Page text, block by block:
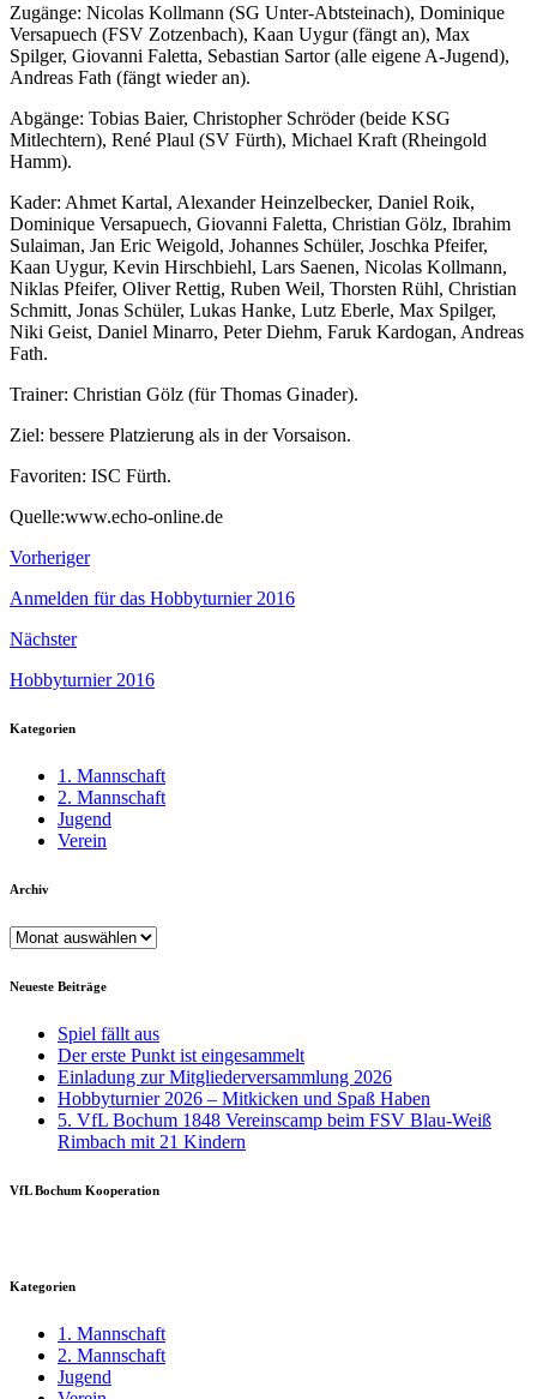
Zugänge: Nicolas Kollmann (SG Unter-Abtsteinach), Dominique
Versapuech (FSV Zotzenbach), Kaan Uygur (fängt an), Max
Spilger, Giovanni Faletta, Sebastian Sartor (alle eigene A-Jugend),
Andreas Fath (fängt wieder an).
Abgänge: Tobias Baier, Christopher Schröder (beide KSG
Mitlechtern), René Plaul (SV Fürth), Michael Kraft (Rheingold
Hamm).
Kader: Ahmet Kartal, Alexander Heinzelbecker, Daniel Roik,
Dominique Versapuech, Giovanni Faletta, Christian Gölz, Ibrahim
Sulaiman, Jan Eric Weigold, Johannes Schüler, Joschka Pfeifer,
Kaan Uygur, Kevin Hirschbiehl, Lars Saenen, Nicolas Kollmann,
Niklas Pfeifer, Oliver Rettig, Ruben Weil, Thorsten Rühl, Christian
Schmitt, Jonas Schüler, Lukas Hanke, Lutz Eberle, Max Spilger,
Niki Geist, Daniel Minarro, Peter Diehm, Faruk Kardogan, Andreas
Fath.
Trainer: Christian Gölz (für Thomas Ginader).
Ziel: bessere Platzierung als in der Vorsaison.
Favoriten: ISC Fürth.
Quelle:www.echo-online.de
Vorheriger
Anmelden für das Hobbyturnier 2016
Nächster
Hobbyturnier 2016
Kategorien
1. Mannschaft
2. Mannschaft
Jugend
Verein
Archiv
Archiv
Neueste Beiträge
Spiel fällt aus
Der erste Punkt ist eingesammelt
Einladung zur Mitgliederversammlung 2026
Hobbyturnier 2026 – Mitkicken und Spaß Haben
5. VfL Bochum 1848 Vereinscamp beim FSV Blau-Weiß
Rimbach mit 21 Kindern
VfL Bochum Kooperation
Kategorien
1. Mannschaft
2. Mannschaft
Jugend